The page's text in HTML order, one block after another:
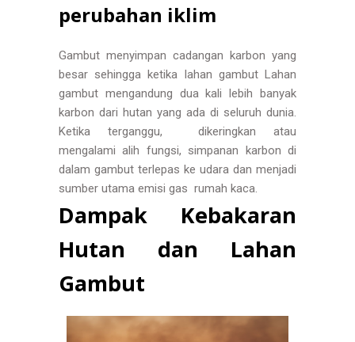
perubahan iklim
Gambut menyimpan cadangan karbon yang
besar sehingga ketika lahan gambut Lahan
gambut mengandung dua kali lebih banyak
karbon dari hutan yang ada di seluruh dunia.
Ketika terganggu, dikeringkan atau
mengalami alih fungsi, simpanan karbon di
dalam gambut terlepas ke udara dan menjadi
sumber utama emisi gas rumah kaca.
Dampak Kebakaran
Hutan dan Lahan
Gambut